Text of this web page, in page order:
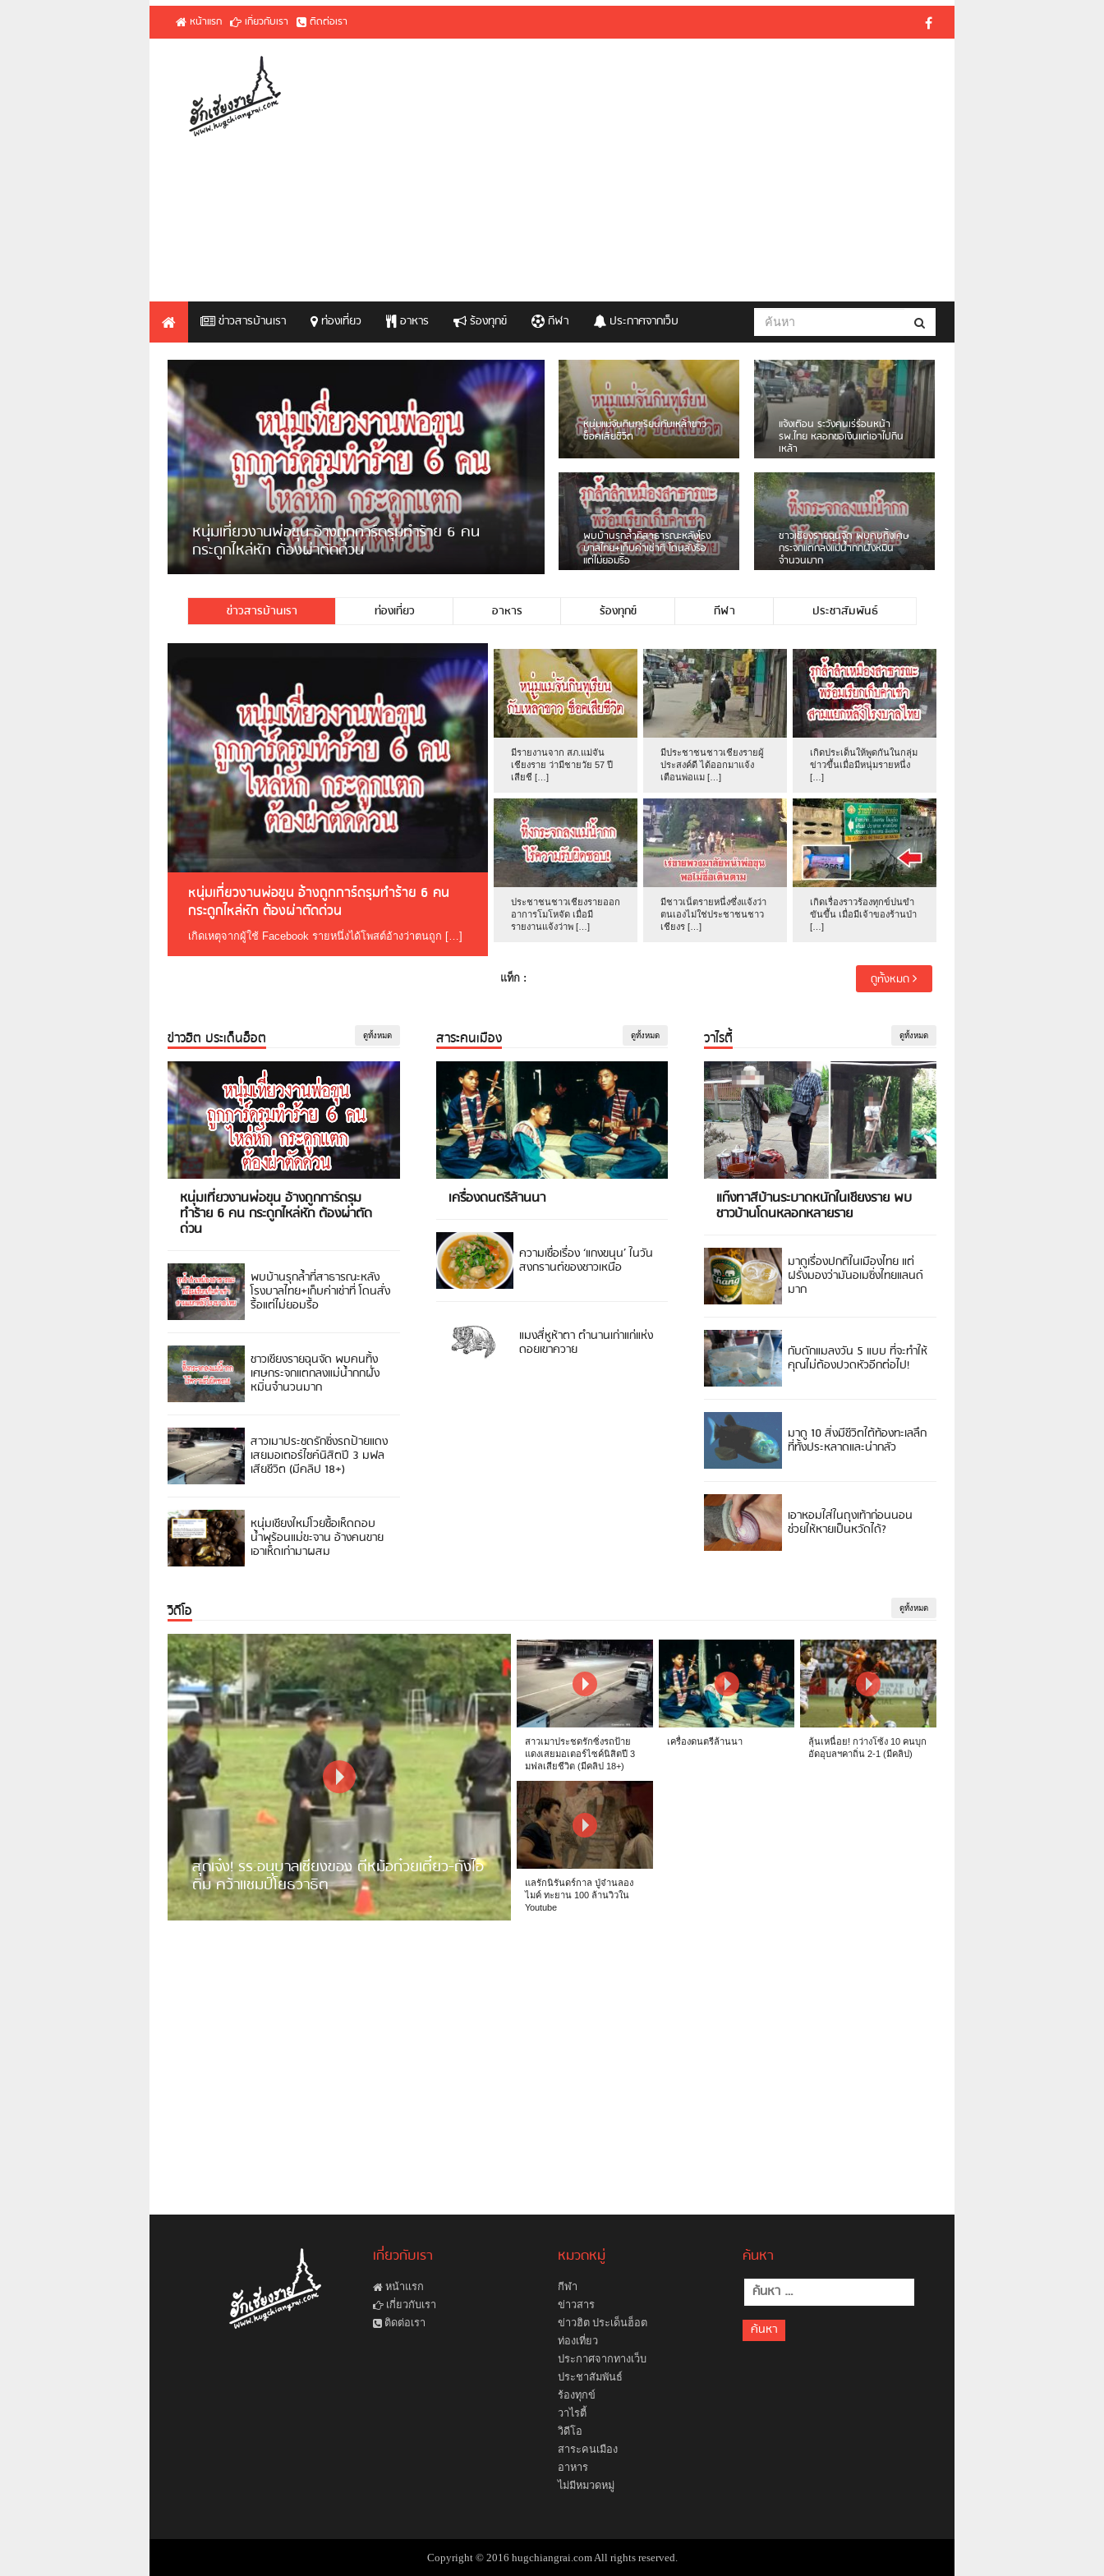
หน้าแรก เกี่ยวกับเรา ติดต่อเรา
ข่าวสารบ้านเรา ท่องเที่ยว อาหาร ร้องทุกข์ กีฬา ประกาศจากเว็บ
ชาวเน็ตสวดยับ! พบพม่าเร่ขายพวงมาลัยหน้าพ่อขุนฯ
พอไม่ซื้อเดินตาม
มีชาวเน็ตรายหนึ่งซึ่งแจ้งว่าตนเองไม่ใช่ประชาชนชาวเชียงร […]
ชาวเน็ตฮา! รถเครื่องแม่สายชน
ป้ายร้านโลงศพแล้วหนี พบเสาหัก
เบรคหัก หวิดได้ใช้บริการ
เดือนร้อน! ชาวเชียงรายบ่นรถ
Isuzu สีขาวซิ่งบายพาสเสียงดัง
สร้างความรำคาญ
หนุ่มเจียงฮายจ่ม พบถังน้ำดื่มตก
กลางถนน รถเครื่องหลบไม่ทันล้ม
บาดเจ็บ
ชาวผาลั้ง โวย ไร้หน่วยงานดูแล
ดินสไลด์ ต้องจัดการกันเอง
ข่าวสารบ้านเรา ท่องเที่ยว อาหาร ร้องทุกข์ กีฬา ประชาสัมพันธ์
หนุ่มเที่ยวงานพ่อขุน อ้างถูกการ์ดรุมทำร้าย 6 คน
กระดูกไหล่หัก ต้องผ่าตัดด่วน
เกิดเหตุจากผู้ใช้ Facebook รายหนึ่งได้โพสต์อ้างว่าตนถูก […]
มีรายงานจาก สภ.แม่จัน
เชียงราย ว่ามีชายวัย 57 ปี
เสียชี […]
มีประชาชนชาวเชียงรายผู้
ประสงค์ดี ได้ออกมาแจ้ง
เตือนพ่อแม […]
เกิดประเด็นให้พูดกันในกลุ่ม
ข่าวขึ้นเมื่อมีหนุ่มรายหนึ่ง
[…]
ประชาชนชาวเชียงรายออก
อาการโมโหจัด เมื่อมี
รายงานแจ้งว่าพ […]
มีชาวเน็ตรายหนึ่งซึ่งแจ้งว่า
ตนเองไม่ใช่ประชาชนชาว
เชียงร […]
เกิดเรื่องราวร้องทุกข์ปนขำ
ขันขึ้น เมื่อมีเจ้าของร้านป่า
[…]
แท็ก : ดูทั้งหมด
ข่าวฮิต ประเด็นฮ็อต ดูทั้งหมด
หนุ่มเที่ยวงานพ่อขุน อ้างถูกการ์ดรุม
ทำร้าย 6 คน กระดูกไหล่หัก ต้องผ่าตัด
ด่วน
พบบ้านรุกล้ำที่สาธารณะหลัง
โรงบาลไทย+เก็บค่าเช่าที่ โดนสั่ง
รื้อแต่ไม่ยอมรื้อ
ชาวเชียงรายฉุนจัด พบคนทิ้ง
เศษกระจกแตกลงแม่น้ำกกฝั่ง
หมิ่นจำนวนมาก
สาวเมาประชดรักซิ่งรถป้ายแดง
เสยมอเตอร์ไซค์นิสิตปี 3 มฟล
เสียชีวิต (มีคลิป 18+)
หนุ่มเชียงใหม่โวยซื้อเห็ดถอบ
น้ำพุร้อนแม่ขะจาน อ้างคนขาย
เอาเห็ดเก่ามาผสม
สาระคนเมือง ดูทั้งหมด
เครื่องดนตรีล้านนา
ความเชื่อเรื่อง ‘แกงขนุน’ ในวัน
สงกรานต์ของชาวเหนือ
แมงสี่หูห้าตา ตำนานเก่าแก่แห่ง
ดอยเขาควาย
วาไรตี้ ดูทั้งหมด
แก๊งทาสีบ้านระบาดหนักในเชียงราย พบ
ชาวบ้านโดนหลอกหลายราย
มาดูเรื่องปกติในเมืองไทย แต่
ฝรั่งมองว่ามันอเมซิ่งไทยแลนด์
มาก
กับดักแมลงวัน 5 แบบ ที่จะทำให้
คุณไม่ต้องปวดหัวอีกต่อไป!
มาดู 10 สิ่งมีชีวิตใต้ท้องทะเลลึก
ที่ทั้งประหลาดและน่ากลัว
เอาหอมใส่ในถุงเท้าก่อนนอน
ช่วยให้หายเป็นหวัดได้?
วิดีโอ ดูทั้งหมด
สุดเจ๋ง! รร.อนุบาลเชียงของ ตีหม้อก๋วยเตี๋ยว-ถังไอ
ติม คว้าแชมป์โยธวาธิต
สาวเมาประชดรักซิ่งรถป้าย
แดงเสยมอเตอร์ไซค์นิสิตปี 3
มฟลเสียชีวิต (มีคลิป 18+)
เครื่องดนตรีล้านนา
ลุ้นเหนื่อย! กว่างโซ้ง 10 คนบุก
อัดอุบลฯคาถิ่น 2-1 (มีคลิป)
แลรักนิรันดร์กาล ปู่จ๋านลอง
ไมค์ ทะยาน 100 ล้านวิวใน
Youtube
เกี่ยวกับเรา
หน้าแรก
เกี่ยวกับเรา
ติดต่อเรา
หมวดหมู่
กีฬา
ข่าวสาร
ข่าวฮิต ประเด็นฮ็อต
ท่องเที่ยว
ประกาศจากทางเว็บ
ประชาสัมพันธ์
ร้องทุกข์
วาไรตี้
วิดีโอ
สาระคนเมือง
อาหาร
ไม่มีหมวดหมู่
ค้นหา
ค้นหา
สำหรับ:
Copyright © 2016 hugchiangrai.com All rights reserved.